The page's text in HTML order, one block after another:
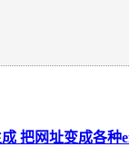
把网址变成各种